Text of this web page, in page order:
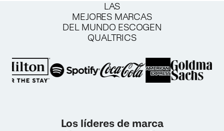
LAS
MEJORES MARCAS
DEL MUNDO ESCOGEN
QUALTRICS
Los líderes de marca